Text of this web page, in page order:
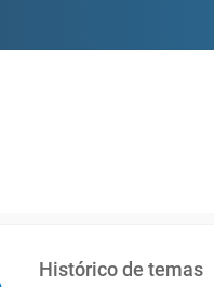
Histórico de temas